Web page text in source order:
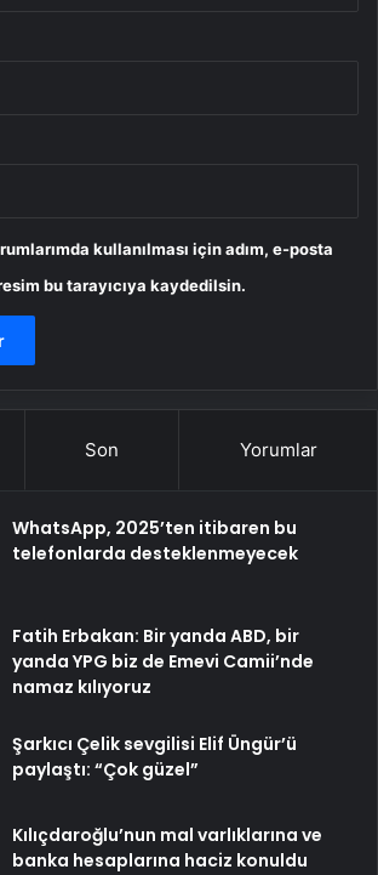
kullanılması için adım, e-posta
bu tarayıcıya kaydedilsin.
Son Yorumlar
WhatsApp, 2025’ten itibaren bu
telefonlarda desteklenmeyecek
Fatih Erbakan: Bir yanda ABD, bir
yanda YPG biz de Emevi Camii’nde
namaz kılıyoruz
Şarkıcı Çelik sevgilisi Elif Üngür’ü
paylaştı: “Çok güzel”
Kılıçdaroğlu’nun mal varlıklarına ve
banka hesaplarına haciz konuldu